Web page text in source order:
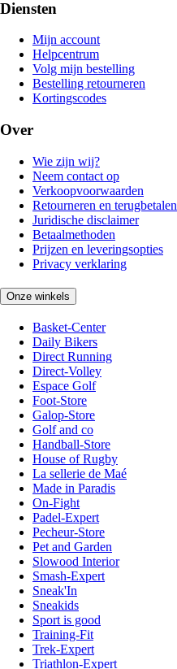
Diensten
Mijn account
Helpcentrum
Volg mijn bestelling
Bestelling retourneren
Kortingscodes
Over
Wie zijn wij?
Neem contact op
Verkoopvoorwaarden
Retourneren en terugbetalen
Juridische disclaimer
Betaalmethoden
Prijzen en leveringsopties
Privacy verklaring
Onze winkels
Basket-Center
Daily Bikers
Direct Running
Direct-Volley
Espace Golf
Foot-Store
Galop-Store
Golf and co
Handball-Store
House of Rugby
La sellerie de Maé
Made in Paradis
On-Fight
Padel-Expert
Pecheur-Store
Pet and Garden
Slowood Interior
Smash-Expert
Sneak'In
Sneakids
Sport is good
Training-Fit
Trek-Expert
Triathlon-Expert